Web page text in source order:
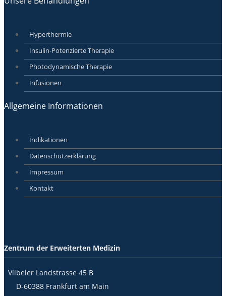
Hyperthermie
Insulin-Potenzierte Therapie
Photodynamische Therapie
Infusionen
Allgemeine Informationen
Indikationen
Datenschutzerklärung
Impressum
Kontakt
Zentrum der Erweiterten Medizin
Vilbeler Landstrasse 45 B
D-60388 Frankfurt am Main